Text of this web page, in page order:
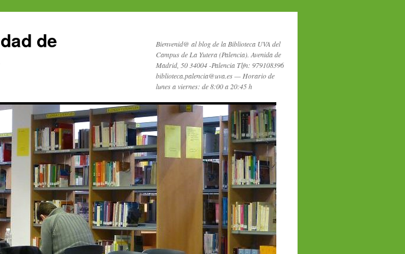
de
Bienvenid@ al blog de la Biblioteca UVA del
Campus de La Yutera (Palencia). Avenida de
Madrid, 50 34004 -Palencia Tlfn: 979108396
biblioteca.palencia@uva.es — Horario de
lunes a viernes: de 8:00 a 20:45 h